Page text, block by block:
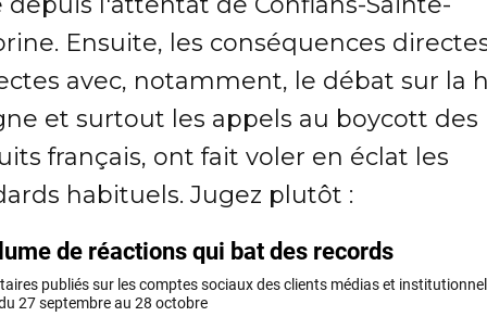
Ensuite, les conséquences
avec, notamment, le débat sur la
et surtout les appels au boycott des
français, ont fait voler en éclat les
habituels. Jugez plutôt :